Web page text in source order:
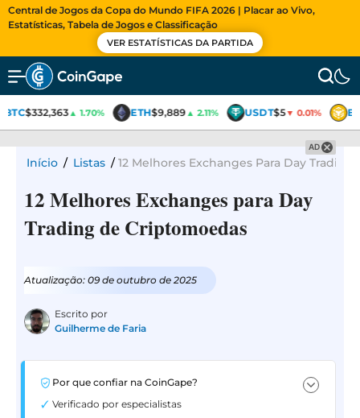
Central de Jogos da Copa do Mundo FIFA 2026 | Placar ao Vivo,
Estatísticas, Tabela de Jogos e Classificação
VER ESTATÍSTICAS DA PARTIDA
BTC$332,363▲ 1.70% ETH$9,889▲ 2.11% USDT$5▼ 0.01%
AD
Início / Listas /12 Melhores Exchanges Para Day
12 Melhores Exchanges para Day
Trading de Criptomoedas
Atualização: 09 de outubro de 2025
Escrito por
Guilherme de Faria
Por que confiar na CoinGape?
Verificado por especialistas